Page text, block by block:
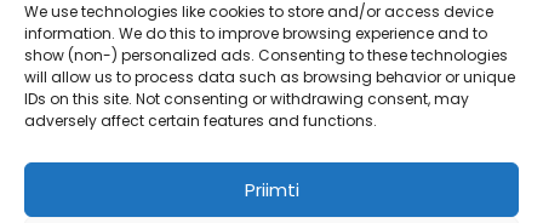
We use technologies like cookies to store and/or access device
information. We do this to improve browsing experience and to
show (non-) personalized ads. Consenting to these technologies
will allow us to process data such as browsing behavior or unique
IDs on this site. Not consenting or withdrawing consent, may
adversely affect certain features and functions.
Priimti
Kontaktai
info@bodyfoodas.lt
+370 600 77017